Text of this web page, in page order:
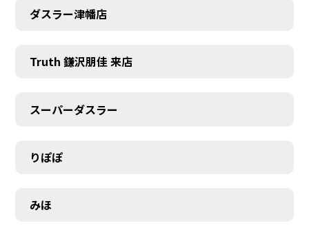
ダスラー津幡店
Truth 鎌沢朋佳 来店
スーパーダスラー
りぽぽ
みほ